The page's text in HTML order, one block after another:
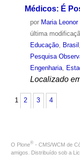
Médicos: É
por Maria
última
Educação, Brasil ,
Pesquisa
Engenharia,
Localizado
1 2 3 4
O Plone® - CMS/WCM de
amigos. Distribuído sob a